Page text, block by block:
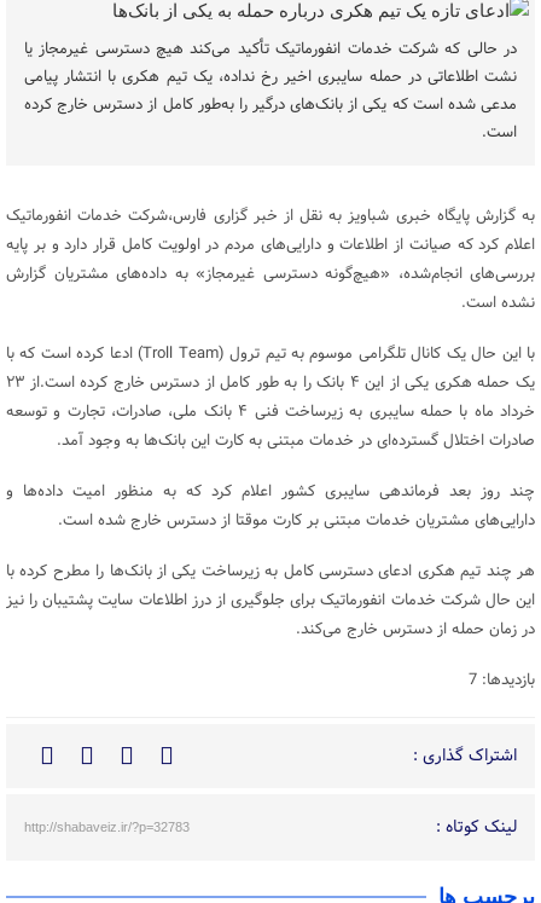
در حالی که شرکت خدمات انفورماتیک تأکید می‌کند هیچ دسترسی غیرمجاز یا
نشت اطلاعاتی در حمله سایبری اخیر رخ نداده، یک تیم هکری با انتشار پیامی
مدعی شده است که یکی از بانک‌های درگیر را به‌طور کامل از دسترس خارج کرده
است.
به گزارش پایگاه خبری شباویز به نقل از خبر گزاری فارس،شرکت خدمات انفورماتیک
اعلام کرد که صیانت از اطلاعات و دارایی‌های مردم در اولویت کامل قرار دارد و بر پایه
بررسی‌های انجام‌شده، «هیچ‌گونه دسترسی غیرمجاز» به داده‌های مشتریان گزارش
نشده است.
با این حال یک کانال تلگرامی موسوم به تیم ترول (Troll Team) ادعا کرده است که با
یک حمله هکری یکی از این ۴ بانک را به طور کامل از دسترس خارج کرده است.از ۲۳
خرداد ماه با حمله سایبری به زیرساخت فنی ۴ بانک ملی، صادرات، تجارت و توسعه
صادرات اختلال گسترده‌ای در خدمات مبتنی به کارت این بانک‌ها به وجود آمد.
چند روز بعد فرماندهی سایبری کشور اعلام کرد که به منظور امیت داده‌ها و
دارایی‌های مشتریان خدمات مبتنی بر کارت موقتا از دسترس خارج شده است.
هر چند تیم هکری ادعای دسترسی کامل به زیرساخت‌ یکی از بانک‌ها را مطرح کرده با
این حال شرکت خدمات انفورماتیک برای جلوگیری از درز اطلاعات سایت پشتیبان را نیز
در زمان حمله از دسترس خارج می‌کند.
بازدیدها: 7
اشتراک گذاری :
لینک کوتاه : http://shabaveiz.ir/?p=32783
برچسب ها